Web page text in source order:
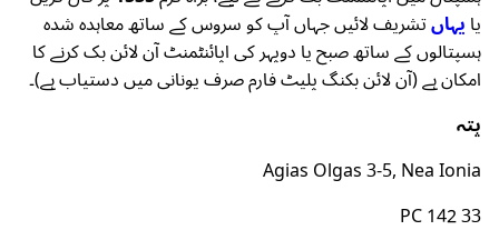
یایہاںتشریف لائیں جہاں آپ کو سروس کے ساتھ معاہدہ شدہ
ہسپتالوں کے ساتھ صبح یا دوپہر کی اپائنٹمنٹ آن لائن بک کرنے کا
امکان ہے (آن لائن بکنگ پلیٹ فارم صرف یونانی میں دستیاب ہے)۔
پتہ
Agias Olgas 3-5, Nea Ionia
PC 142 33